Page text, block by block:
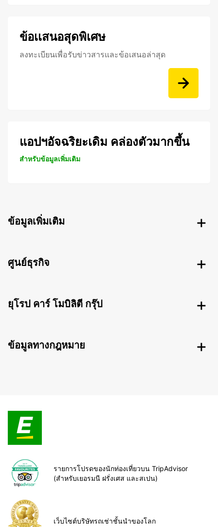
ข้อเเสนอสุดพิเศษ
ลงทะเบียนเพื่อรับข่าวสารและข้อเสนอล่าสุด
แอปฯอัจฉริยะเดิม คล่องตัวมากขึ้น
สำหรับข้อมูลเพิ่มเติม
ข้อมูลเพิ่มเติม
ศูนย์ธุรกิจ
ยุโรป คาร์ โมบิลิตี กรุ๊ป
ข้อมูลทางกฎหมาย
รายการโปรดของนักท่องเที่ยวบน TripAdvisor
(สำหรับเยอรมนี ฝรั่งเศส และสเปน)
เว็บไซต์บริษัทรถเช่าชั้นนำของโลก